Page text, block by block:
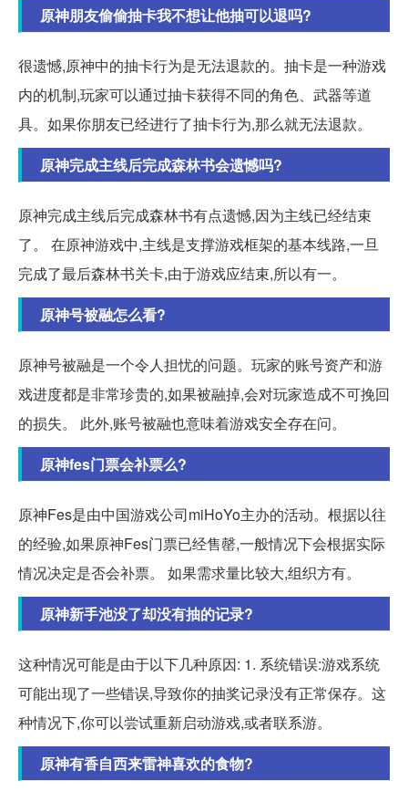
原神朋友偷偷抽卡我不想让他抽可以退吗?
很遗憾,原神中的抽卡行为是无法退款的。抽卡是一种游戏
内的机制,玩家可以通过抽卡获得不同的角色、武器等道
具。如果你朋友已经进行了抽卡行为,那么就无法退款。
原神完成主线后完成森林书会遗憾吗?
原神完成主线后完成森林书有点遗憾,因为主线已经结束
了。 在原神游戏中,主线是支撑游戏框架的基本线路,一旦
完成了最后森林书关卡,由于游戏应结束,所以有一。
原神号被融怎么看?
原神号被融是一个令人担忧的问题。玩家的账号资产和游
戏进度都是非常珍贵的,如果被融掉,会对玩家造成不可挽回
的损失。 此外,账号被融也意味着游戏安全存在问。
原神fes门票会补票么?
原神Fes是由中国游戏公司miHoYo主办的活动。根据以往
的经验,如果原神Fes门票已经售罄,一般情况下会根据实际
情况决定是否会补票。 如果需求量比较大,组织方有。
原神新手池没了却没有抽的记录?
这种情况可能是由于以下几种原因: 1. 系统错误:游戏系统
可能出现了一些错误,导致你的抽奖记录没有正常保存。这
种情况下,你可以尝试重新启动游戏,或者联系游。
原神有香自西来雷神喜欢的食物?